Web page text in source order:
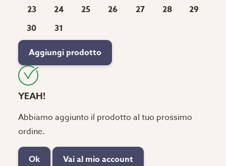
23
24 25 26 27 28
29
30
31
Aggiungi prodotto
YEAH!
Abbiamo aggiunto il prodotto al tuo prossimo
ordine.
Ok Vai al mio account